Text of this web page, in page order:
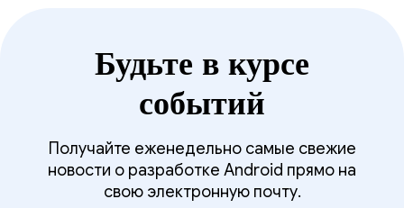
Будьте в курсе
событий
Получайте еженедельно самые свежие
новости о разработке Android прямо на
свою электронную почту.